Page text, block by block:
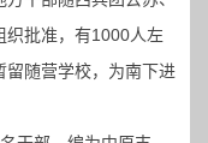
织批准，有1000人左
留随营学校，为南下进